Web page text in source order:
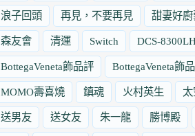
浪子回頭 再見，不要再見 甜妻好廚
森友會 清運 Switch DCS-
BottegaVeneta飾品評 BottegaVeneta飾
MOMO壽喜燒 鎮魂 火村英生
送男友 送女友 朱一龍 勝博殿